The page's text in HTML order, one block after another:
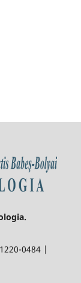
1220-0484 |